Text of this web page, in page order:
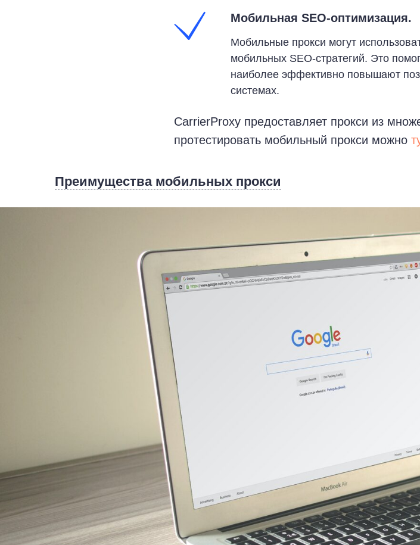
Мобильная SEO-оптимизация.
Мобильные прокси могут
мобильных SEO-стратегий. Это
наиболее эффективно повышают
системах.
CarrierProxy предоставляет прокси из
протестировать мобильный прокси можно
Преимущества мобильных прокси